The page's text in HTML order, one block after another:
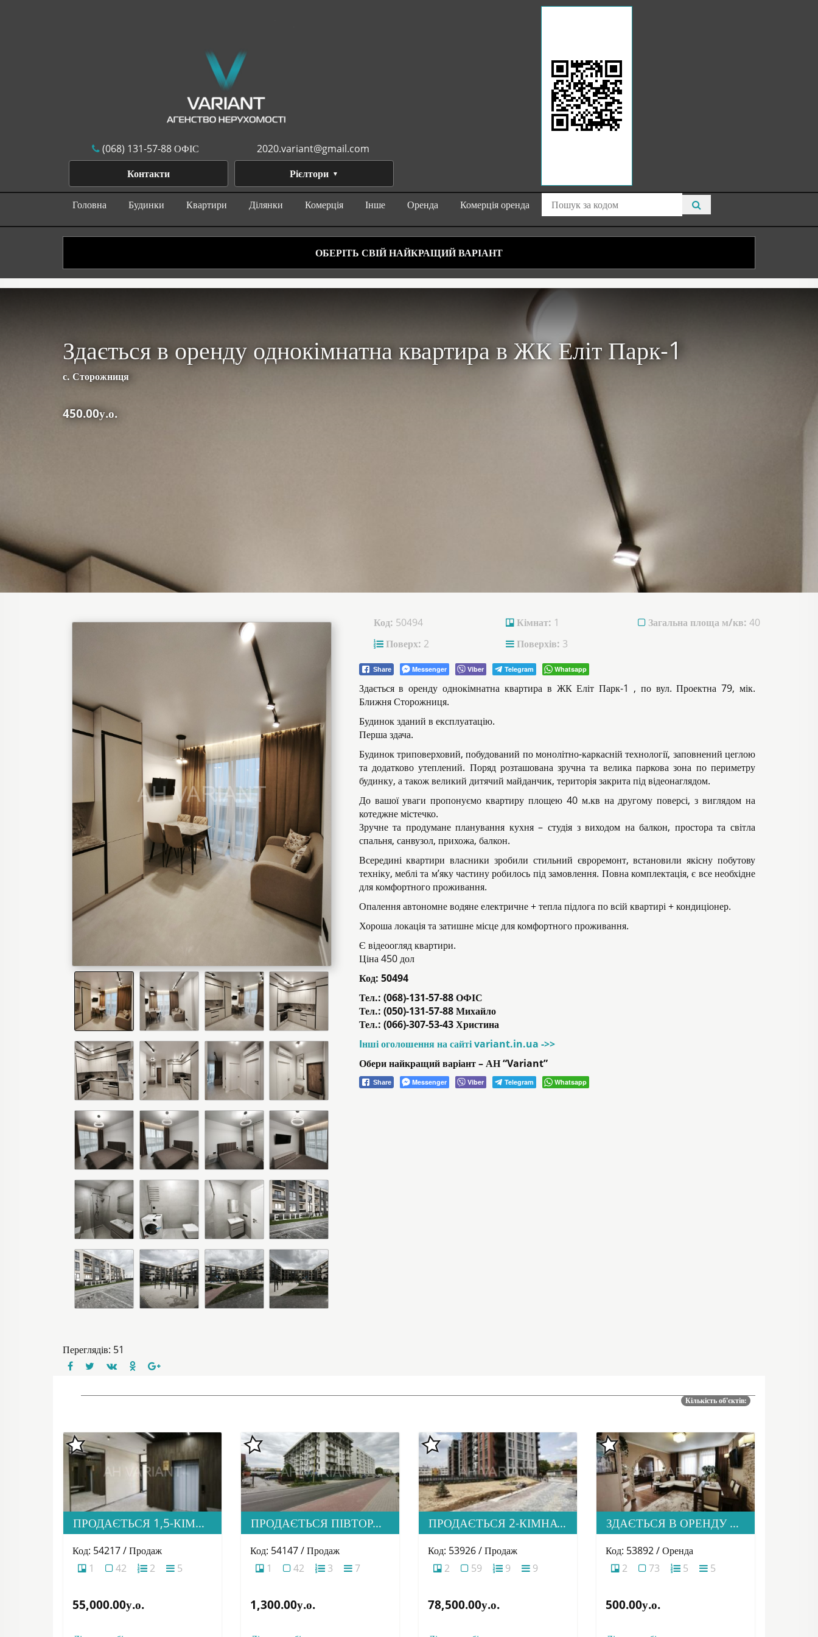
(068) 131-57-88 ОФІС
2020.variant@gmail.com
Контакти
Рієлтори
Головна Будинки Квартири Ділянки Комерція Інше Оренда Комерція оренда
ОБЕРІТЬ СВІЙ НАЙКРАЩИЙ ВАРІАНТ
Здається в оренду однокімнатна квартира в ЖК Еліт Парк-1
с. Сторожниця
450.00у.о.
Код: 50494 Кімнат: 1 Загальна площа м/кв: 40
Поверх: 2 Поверхів: 3
Share Messenger Viber Telegram Whatsapp
Здається в оренду однокімнатна квартира в ЖК Еліт Парк-1 , по вул. Проектна 79, мік.
Ближня Сторожниця.
Будинок зданий в експлуатацію.
Перша здача.
Будинок триповерховий, побудований по монолітно-каркасній технології, заповнений цеглою
та додатково утеплений. Поряд розташована зручна та велика паркова зона по периметру
будинку, а також великий дитячий майданчик, територія закрита під відеонаглядом.
До вашої уваги пропонуємо квартиру площею 40 м.кв на другому поверсі, з виглядом на
котеджне містечко.
Зручне та продумане планування кухня – студія з виходом на балкон, простора та світла
спальня, санвузол, прихожа, балкон.
Всередині квартири власники зробили стильний євроремонт, встановили якісну побутову
техніку, меблі та м’яку частину робилось під замовлення. Повна комплектація, є все необхідне
для комфортного проживання.
Опалення автономне водяне електричне + тепла підлога по всій квартирі + кондиціонер.
Хороша локація та затишне місце для комфортного проживання.
Є відеоогляд квартири.
Ціна 450 дол
Код: 50494
Тел.: (068)-131-57-88 ОФІС
Тел.: (050)-131-57-88 Михайло
Тел.: (066)-307-53-43 Христина
Iнші оголошення на сайті variant.in.ua ->>
Обери найкращий варіант – АН “Variant”
Share Messenger Viber Telegram Whatsapp
Переглядів: 51
Кількість об'єктів:
ПРОДАЄТЬСЯ 1,5-КІМНАТНА КВАРТИРА В НОВОБУДОВІ ЖК «ЗАГОРСЬКА»
Код: 54217 / Продаж
1
42 2 5
55,000.00у.о.
ПРОДАЄТЬСЯ ПІВТОРАШКА (1.5) КВАРТИРА З ІДЕАЛЬНОЮ ЛОКАЦІЄЮ, ЖК HOME
Код: 54147 / Продаж
1
42 3 7
1,300.00у.о.
ПРОДАЄТЬСЯ 2-КІМНАТНА КВАРТИРА В М. УЖГОРОД, ВУЛ. ТЛЕХАСА 19, ЖК “WEST TOWERS”
Код: 53926 / Продаж
2
59 9 9
78,500.00у.о.
ЗДАЄТЬСЯ В ОРЕНДУ СІМЕЙНА ДВОРІВНЕВА КВАРТИРА В М. УЖГОРОД
Код: 53892 / Оренда
2
73 5 5
500.00у.о.